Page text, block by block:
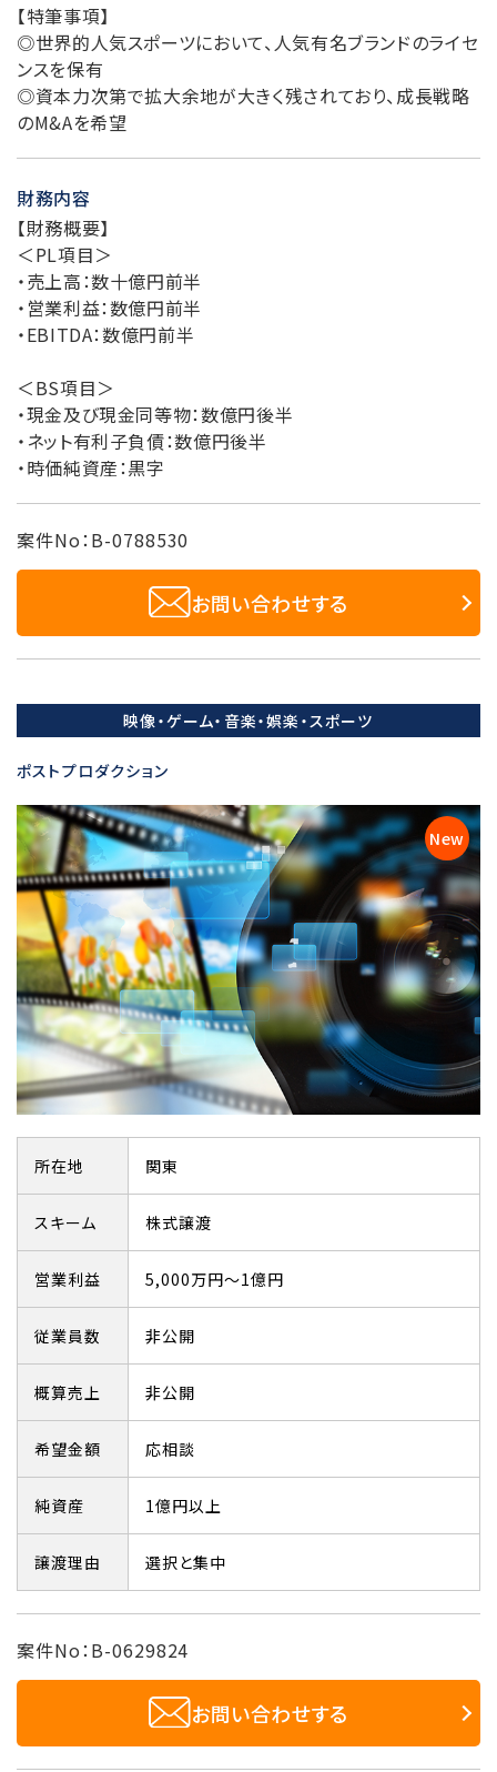
【特筆事項】
◎世界的人気スポーツにおいて、人気有名ブランドのライセ
ンスを保有
◎資本力次第で拡大余地が大きく残されており、成長戦略
のM&Aを希望
財務内容
【財務概要】
＜PL項目＞
・売上高：数十億円前半
・営業利益：数億円前半
・EBITDA：数億円前半
＜BS項目＞
・現金及び現金同等物：数億円後半
・ネット有利子負債：数億円後半
・時価純資産：黒字
案件No：B-0788530
お問い合わせする
映像・ゲーム・音楽・娯楽・スポーツ
ポストプロダクション
所在地 関東
スキーム 株式譲渡
営業利益 5,000万円～1億円
従業員数 非公開
概算売上 非公開
希望金額 応相談
純資産 1億円以上
譲渡理由 選択と集中
案件No：B-0629824
お問い合わせする